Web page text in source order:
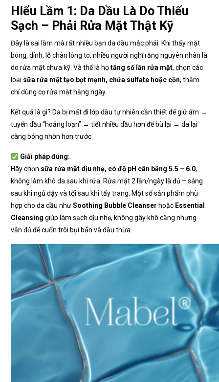
Hiểu Lầm 1: Da Dầu Là Do Thiếu
Sạch – Phải Rửa Mặt Thật Kỹ
Đây là sai lầm mà rất nhiều bạn da dầu mắc phải. Khi thấy mặt
bóng, dính, lỗ chân lông to, nhiều người nghĩ rằng nguyên nhân là
do rửa mặt chưa kỹ. Và thế là họtăng số lần rửa mặt, chọn các
loại sữa rửa mặt tạo bọt mạnh, chứa sulfate hoặc cồn, thậm
chí dùng cọ rửa mặt hằng ngày.
Kết quả là gì? Da bị mất đi lớp dầu tự nhiên cần thiết để giữ ẩm →
tuyến dầu “hoảng loạn” → tiết nhiều dầu hơn để bù lại → da lại
càng bóng nhờn hơn trước.
Giải pháp đúng:
Hãy chọn sữa rửa mặt dịu nhẹ, có độ pH cân bằng 5.5 – 6.0,
không làm khô da sau khi rửa. Rửa mặt 2 lần/ngày là đủ – sáng
sau khi ngủ dậy và tối sau khi tẩy trang. Một số sản phẩm phù
hợp cho da dầu nhưSoothing Bubble Cleanser hoặc Essential
Cleansing giúp làm sạch dịu nhẹ, không gây khô căng nhưng
vẫn đủ để cuốn trôi bụi bẩn và dầu thừa.